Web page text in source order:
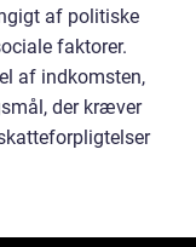
af politiske
faktorer.
af indkomsten,
der kræver